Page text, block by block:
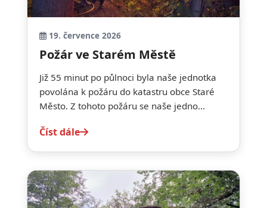
19. července 2026
Požár ve Starém Městě
Již 55 minut po půlnoci byla naše jednotka
povolána k požáru do katastru obce Staré
Město. Z tohoto požáru se naše jedno...
Číst dále